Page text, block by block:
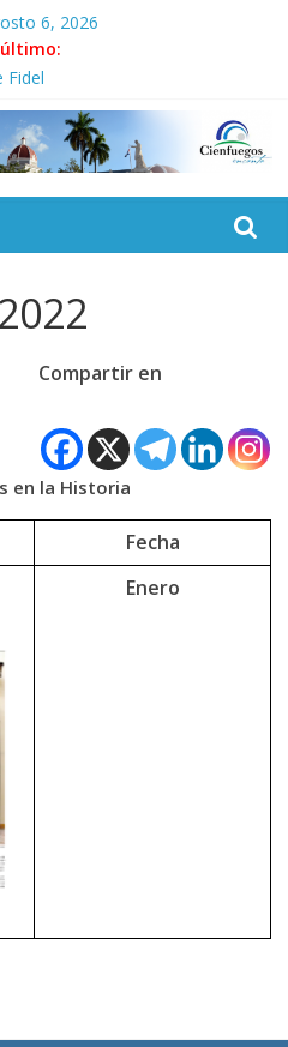
6, 2026
chilena viaja a Cuba con
Fidel
cien escuelas
cubana que asistió en
de la Estomatología, dice NO
Compartir en
en la Historia
Fecha
Enero